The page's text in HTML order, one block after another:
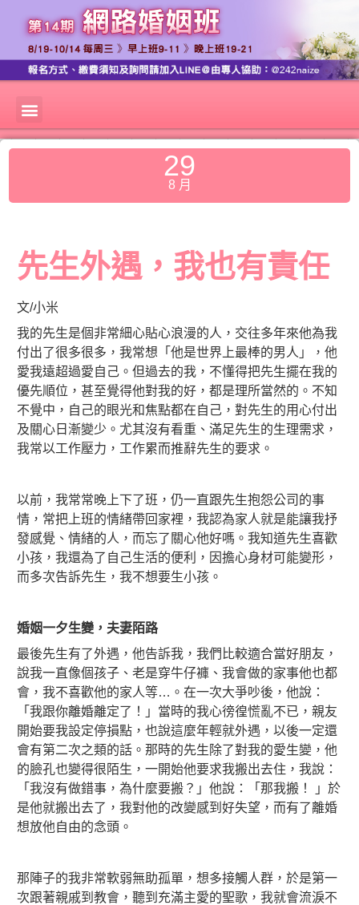
29
8 月
先生外遇，我也有責任
文/小米
我的先生是個非常細心貼心浪漫的人，交往多年來他為我
付出了很多很多，我常想「他是世界上最棒的男人」，他
愛我遠超過愛自己。但過去的我，不懂得把先生擺在我的
優先順位，甚至覺得他對我的好，都是理所當然的。不知
不覺中，自己的眼光和焦點都在自己，對先生的用心付出
及關心日漸變少。尤其沒有看重、滿足先生的生理需求，
我常以工作壓力，工作累而推辭先生的要求。
以前，我常常晚上下了班，仍一直跟先生抱怨公司的事
情，常把上班的情緒帶回家裡，我認為家人就是能讓我抒
發感覺、情緒的人，而忘了關心他好嗎。我知道先生喜歡
小孩，我還為了自己生活的便利，因擔心身材可能變形，
而多次告訴先生，我不想要生小孩。
婚姻一夕生變，夫妻陌路
最後先生有了外遇，他告訴我，我們比較適合當好朋友，
說我一直像個孩子、老是穿牛仔褲、我會做的家事他也都
會，我不喜歡他的家人等…。在一次大爭吵後，他說：
「我跟你離婚離定了！」當時的我心徬徨慌亂不已，親友
開始要我設定停損點，也說這麼年輕就外遇，以後一定還
會有第二次之類的話。那時的先生除了對我的愛生變，他
的臉孔也變得很陌生，一開始他要求我搬出去住，我說：
「我沒有做錯事，為什麼要搬？」他說：「那我搬！ 」於
是他就搬出去了，我對他的改變感到好失望，而有了離婚
想放他自由的念頭。
那陣子的我非常軟弱無助孤單，想多接觸人群，於是第一
次跟著親戚到教會，聽到充滿主愛的聖歌，我就會流淚不